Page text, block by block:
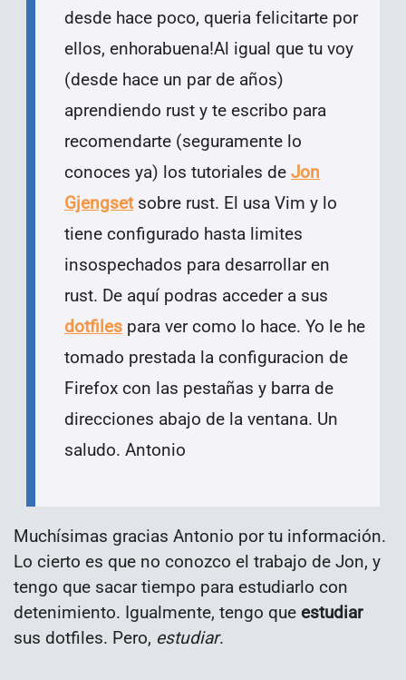
desde hace poco, queria felicitarte por
ellos, enhorabuena!Al igual que tu voy
(desde hace un par de años)
aprendiendo rust y te escribo para
recomendarte (seguramente lo
conoces ya) los tutoriales de Jon
Gjengsetsobre rust. El usa Vim y lo
tiene configurado hasta limites
insospechados para desarrollar en
rust. De aquí podras acceder a sus
dotfiles para ver como lo hace. Yo le he
tomado prestada la configuracion de
Firefox con las pestañas y barra de
direcciones abajo de la ventana. Un
saludo. Antonio
Muchísimas gracias Antonio por tu información.
Lo cierto es que no conozco el trabajo de Jon, y
tengo que sacar tiempo para estudiarlo con
detenimiento. Igualmente, tengo que estudiar
sus dotfiles. Pero, estudiar.